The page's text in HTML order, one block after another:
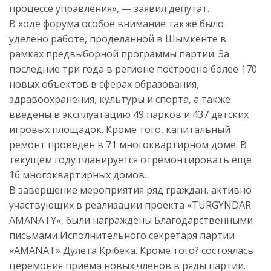
процессе управления», — заявил депутат.
В ходе форума особое внимание также было
уделено работе, проделанной в Шымкенте в
рамках предвыборной программы партии. За
последние три года в регионе построено более 170
новых объектов в сферах образования,
здравоохранения, культуры и спорта, а также
введены в эксплуатацию 49 парков и 437 детских
игровых площадок. Кроме того, капитальный
ремонт проведен в 71 многоквартирном доме. В
текущем году планируется отремонтировать еще
16 многоквартирных домов.
В завершение мероприятия ряд граждан, активно
участвующих в реализации проекта «TURGYNDAR
AMANATY», были награждены Благодарственными
письмами Исполнительного секретаря партии
«AMANAT» Дәулета Кәрібека. Кроме того? состоялась
церемония приема новых членов в ряды партии.